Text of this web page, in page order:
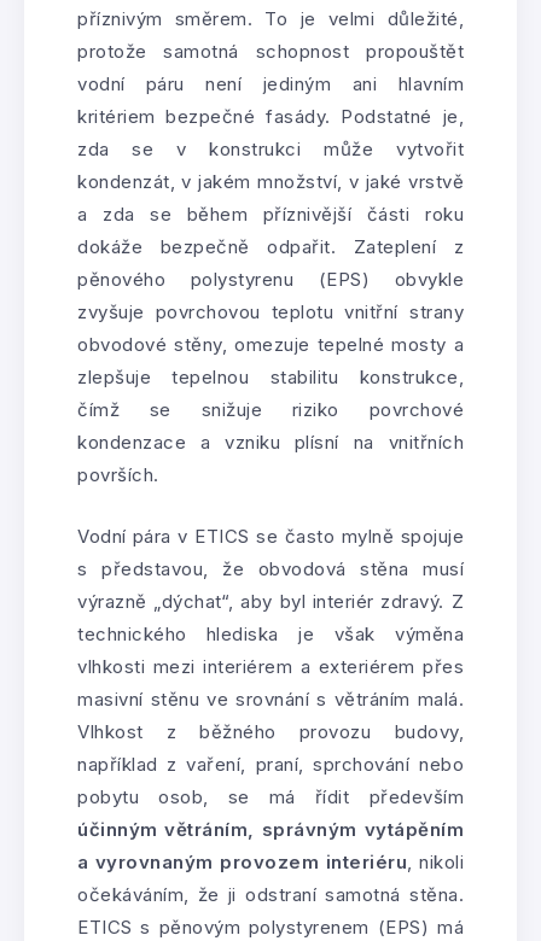
příznivým směrem. To je velmi důležité,
protože samotná schopnost propouštět
vodní páru není jediným ani hlavním
kritériem bezpečné fasády. Podstatné je,
zda se v konstrukci může vytvořit
kondenzát, v jakém množství, v jaké vrstvě
a zda se během příznivější části roku
dokáže bezpečně odpařit. Zateplení z
pěnového polystyrenu (EPS) obvykle
zvyšuje povrchovou teplotu vnitřní strany
obvodové stěny, omezuje tepelné mosty a
zlepšuje tepelnou stabilitu konstrukce,
čímž se snižuje riziko povrchové
kondenzace a vzniku plísní na vnitřních
površích.
Vodní pára v ETICS se často mylně spojuje
s představou, že obvodová stěna musí
výrazně „dýchat“, aby byl interiér zdravý. Z
technického hlediska je však výměna
vlhkosti mezi interiérem a exteriérem přes
masivní stěnu ve srovnání s větráním malá.
Vlhkost z běžného provozu budovy,
například z vaření, praní, sprchování nebo
pobytu osob, se má řídit především
účinným větráním, správným vytápěním
a vyrovnaným provozem interiéru, nikoli
očekáváním, že ji odstraní samotná stěna.
ETICS s pěnovým polystyrenem (EPS) má